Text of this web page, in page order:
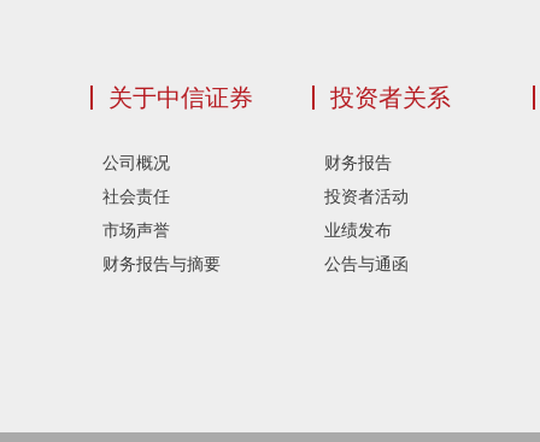
关于中信证券
公司概况
社会责任
市场声誉
财务报告与摘要
投资者关系
财务报告
投资者活动
业绩发布
公告与通函